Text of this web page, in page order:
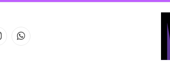
WhatsApp